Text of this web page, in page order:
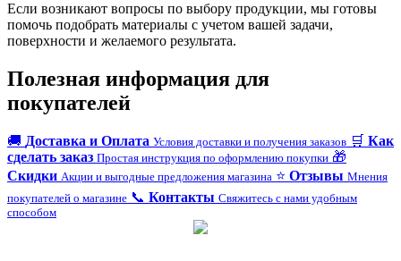
Если возникают вопросы по выбору продукции, мы готовы
помочь подобрать материалы с учетом вашей задачи,
поверхности и желаемого результата.
Полезная информация для
покупателей
🚚 Доставка и Оплата Условия доставки и получения заказов 🛒 Как
сделать заказ Простая инструкция по оформлению покупки 🎁
Скидки Акции и выгодные предложения магазина ⭐ Отзывы Мнения
покупателей о магазине 📞 Контакты Свяжитесь с нами удобным
способом